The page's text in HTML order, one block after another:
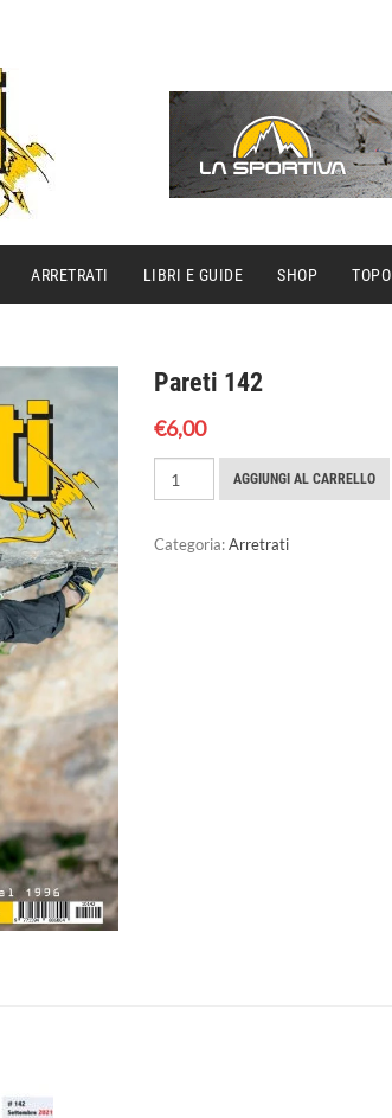
ARRETRATI LIBRI E GUIDE SHOP TOPO
Pareti 142
€6,00
142
AGGIUNGI AL CARRELLO
Categoria:Arretrati